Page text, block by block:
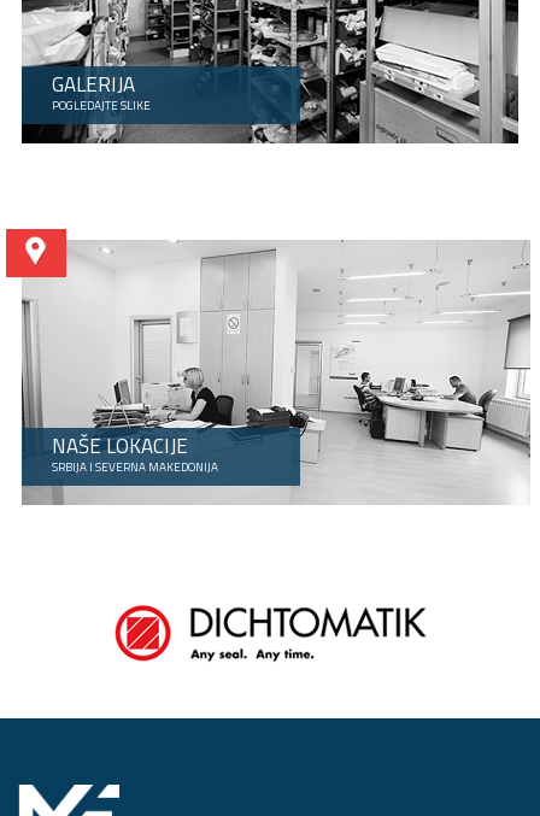
GALERIJA
POGLEDAJTE SLIKE
NAŠE LOKACIJE
SRBIJA I SEVERNA MAKEDONIJA